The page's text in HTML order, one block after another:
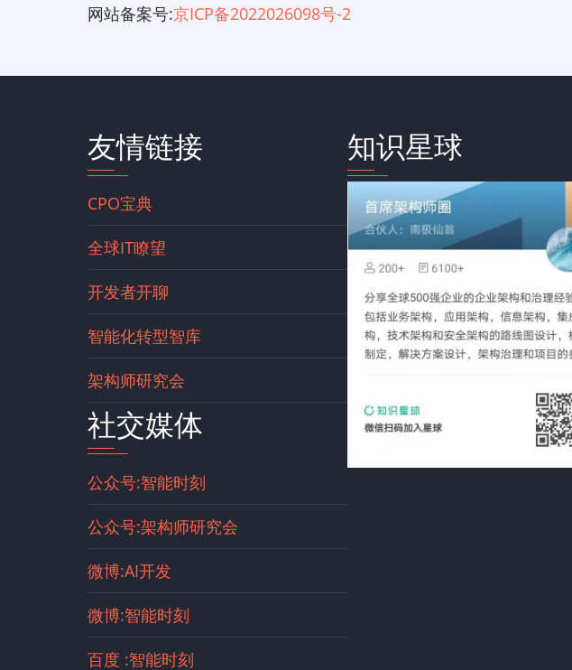
网站备案号:京ICP备2022026098号-2
友情链接
CPO宝典
全球IT瞭望
开发者开聊
智能化转型智库
架构师研究会
社交媒体
公众号:智能时刻
公众号:架构师研究会
微博:AI开发
微博:智能时刻
百度 :智能时刻
知识星球